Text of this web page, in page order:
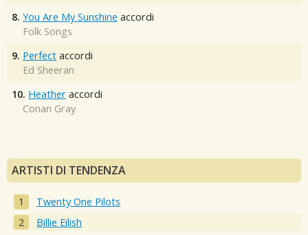
8. You Are My Sunshine accordi
Folk Songs
9. Perfect accordi
Ed Sheeran
10. Heather accordi
Conan Gray
ARTISTI DI TENDENZA
Twenty One Pilots
Billie Eilish